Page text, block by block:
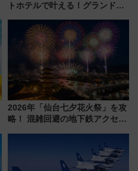
トホテルで叶える！グランドプ
ディング＆カジュアルパーティ
ープラン
2026年「仙台七夕花火祭」を攻
略！ 混雑回避の地下鉄アクセス